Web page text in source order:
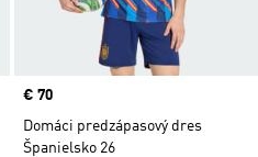
Price
€ 70
Domáci predzápasový dres
Španielsko 26